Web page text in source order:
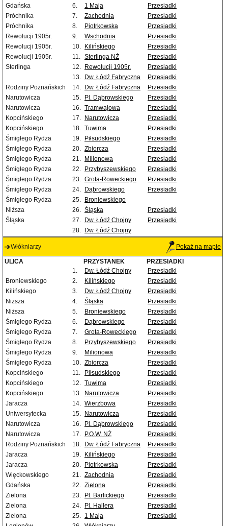
Gdańska
6. 1 Maja
Przesiadki
Próchnika
7. Zachodnia
Przesiadki
Próchnika
8. Piotrkowska
Przesiadki
Rewolucji 1905r.
9. Wschodnia
Przesiadki
Rewolucji 1905r.
10. Kilińskiego
Przesiadki
Rewolucji 1905r.
11. Sterlinga NŻ
Przesiadki
Sterlinga
12. Rewolucji 1905r.
Przesiadki
13.
Dw. Łódź Fabryczna
Przesiadki
Rodziny Poznańskich
14. Dw. Łódź Fabryczna
Przesiadki
Narutowicza
15. Pl. Dąbrowskiego
Przesiadki
Narutowicza
16. Tramwajowa
Przesiadki
Kopcińskiego
17. Narutowicza
Przesiadki
Kopcińskiego
18. Tuwima
Przesiadki
Śmigłego Rydza
19. Piłsudskiego
Przesiadki
Śmigłego Rydza
20. Zbiorcza
Przesiadki
Śmigłego Rydza
21. Milionowa
Przesiadki
Śmigłego Rydza
22. Przybyszewskiego
Przesiadki
Śmigłego Rydza
23. Grota-Roweckiego
Przesiadki
Śmigłego Rydza
24. Dąbrowskiego
Przesiadki
Śmigłego Rydza
25.
Broniewskiego
Niższa
26. Śląska
Przesiadki
Śląska
27. Dw. Łódź Chojny
Przesiadki
28.
Dw. Łódź Chojny
Włókniarzy Pokaż na mapie
ULICA PRZYSTANEK
PRZESIADKI
1.
Dw. Łódź Chojny
Przesiadki
Broniewskiego
2. Kilińskiego
Przesiadki
Kilińskiego
3. Dw. Łódź Chojny
Przesiadki
Niższa
4. Śląska
Przesiadki
Niższa
5. Broniewskiego
Przesiadki
Śmigłego Rydza
6. Dąbrowskiego
Przesiadki
Śmigłego Rydza
7. Grota-Roweckiego
Przesiadki
Śmigłego Rydza
8. Przybyszewskiego
Przesiadki
Śmigłego Rydza
9. Milionowa
Przesiadki
Śmigłego Rydza
10. Zbiorcza
Przesiadki
Kopcińskiego
11. Piłsudskiego
Przesiadki
Kopcińskiego
12. Tuwima
Przesiadki
Kopcińskiego
13. Narutowicza
Przesiadki
Jaracza
14. Wierzbowa
Przesiadki
Uniwersytecka
15. Narutowicza
Przesiadki
Narutowicza
16. Pl. Dąbrowskiego
Przesiadki
Narutowicza
17. P.O.W. NŻ
Przesiadki
Rodziny Poznańskich
18. Dw. Łódź Fabryczna
Przesiadki
Jaracza
19. Kilińskiego
Przesiadki
Jaracza
20. Piotrkowska
Przesiadki
Więckowskiego
21. Zachodnia
Przesiadki
Gdańska
22. Zielona
Przesiadki
Zielona
23. Pl. Barlickiego
Przesiadki
Zielona
24. Pl. Hallera
Przesiadki
Zielona
25. 1 Maja
Przesiadki